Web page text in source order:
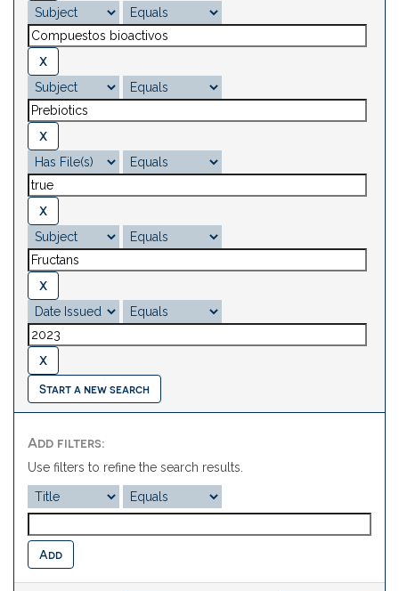
Start a new search
Add filters:
Use filters to refine the search results.